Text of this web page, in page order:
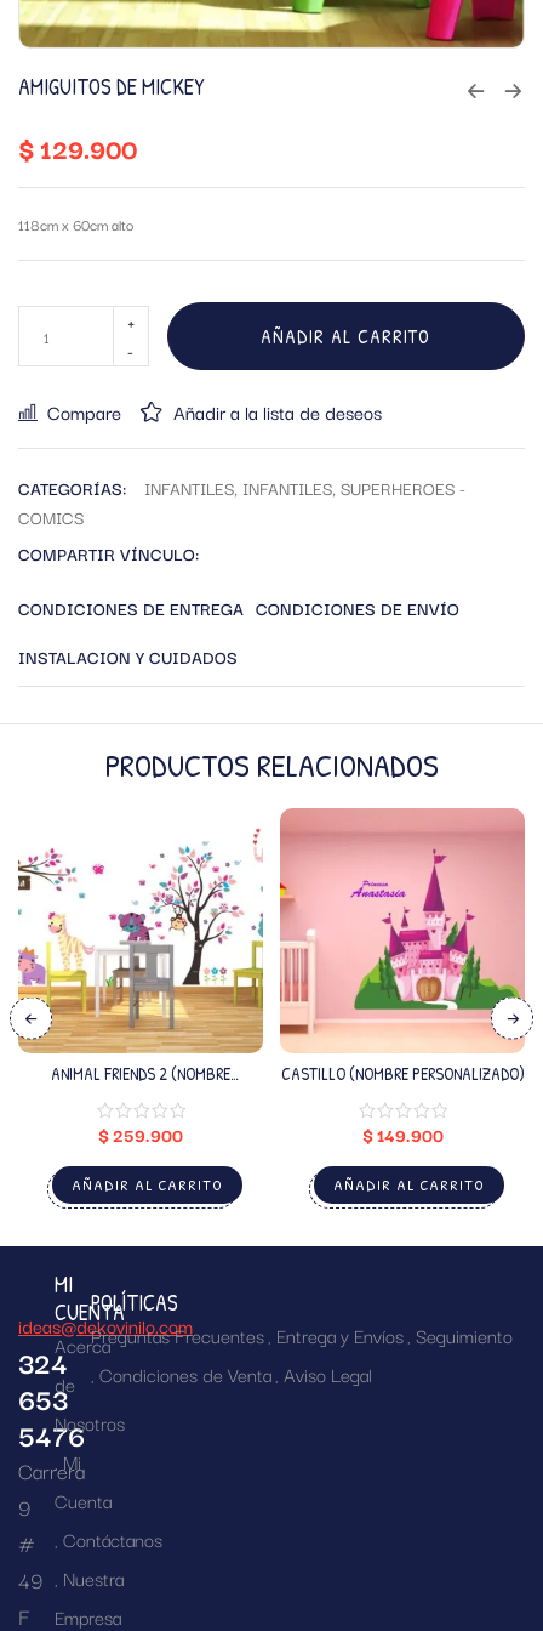
AMIGUITOS DE MICKEY
$129.900
118cm x 60cm alto
AÑADIR AL CARRITO
Compare Añadir a la lista de deseos
CATEGORÍAS: INFANTILES, INFANTILES, SUPERHEROES -
COMICS
COMPARTIR VÍNCULO:
CONDICIONES DE ENTREGA CONDICIONES DE ENVÍO
INSTALACION Y CUIDADOS
PRODUCTOS RELACIONADOS
ANIMAL FRIENDS 2 (NOMBRE
$259.900
AÑADIR AL CARRITO
CASTILLO (NOMBRE PERSONALIZADO)
$149.900
AÑADIR AL CARRITO
ideas@dekovinilo.com
324
653
5476
Carrera
9
#
49
F
MI
CUENTA
Acerca
de
Nosotros
Mi
Cuenta
Contáctanos
Nuestra
Empresa
POLÍTICAS
Preguntas Frecuentes Entrega y Envíos Seguimiento
Condiciones de Venta Aviso Legal